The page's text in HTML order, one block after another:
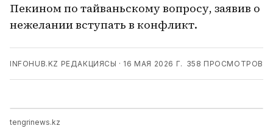
Пекином по тайваньскому вопросу, заявив о
нежелании вступать в конфликт.
INFOHUB.KZ РЕДАКЦИЯСЫ · 16 МАЯ 2026 Г. 358 ПРОСМОТРОВ
tengrinews.kz